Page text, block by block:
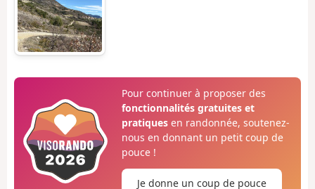
Pour continuer à proposer des
fonctionnalités gratuites et
pratiquesen randonnée, soutenez-
nous en donnant un petit coup de
pouce !
Je donne un coup de pouce